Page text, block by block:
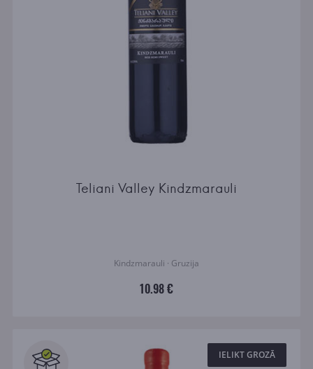
Teliani Valley Kindzmarauli
Kindzmarauli · Gruzija
10.98 €
IELIKT GROZĀ